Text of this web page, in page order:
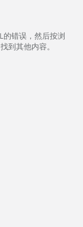
的错误，然后按浏
到其他内容。